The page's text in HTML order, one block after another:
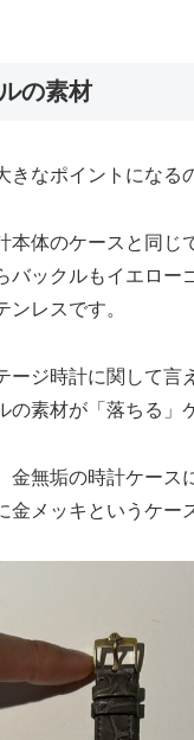
の素材
きなポイントになる
本体のケースと同じ
バックルもイエロー
ンレスです。
ージ時計に関して言
の素材が「落ちる」
金無垢の時計ケース
金メッキというケー